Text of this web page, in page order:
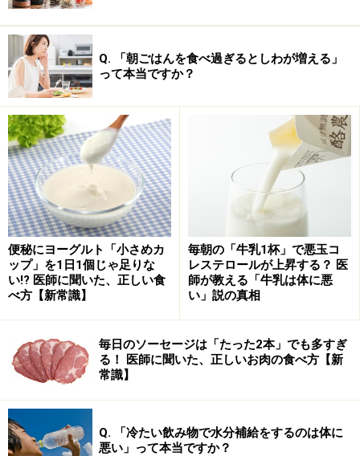
Q. 「朝ごはんを食べ過ぎるとしわが増える」
って本当ですか？
便秘にヨーグルト「小さめカ
ップ」を1日1個じゃ足りな
い!? 医師に聞いた、正しい食
べ方【新常識】
毎朝の「牛乳1杯」で悪玉コ
レステロールが上昇する？ 医
師が教える「牛乳は体に悪
い」説の真相
毎日のソーセージは「たった2本」でも多すぎ
る！ 医師に聞いた、正しいお肉の食べ方【新
常識】
Q. 「冷たい飲み物で水分補給をするのは体に
悪い」って本当ですか？